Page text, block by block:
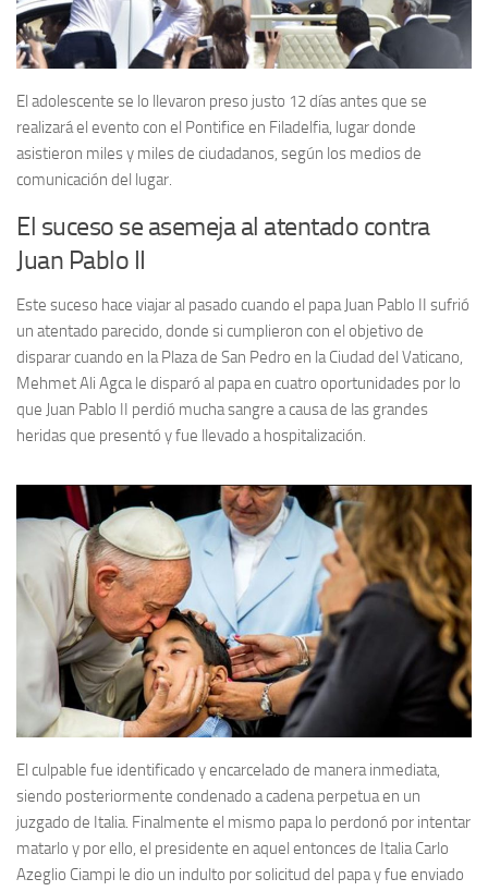
El adolescente se lo llevaron preso justo 12 días antes que se
realizará el evento con el Pontifice en Filadelfia, lugar donde
asistieron miles y miles de ciudadanos, según los medios de
comunicación del lugar.
El suceso se asemeja al atentado contra
Juan Pablo II
Este suceso hace viajar al pasado cuando el papa Juan Pablo II sufrió
un atentado parecido, donde si cumplieron con el objetivo de
disparar cuando en la Plaza de San Pedro en la Ciudad del Vaticano,
Mehmet Ali Agca le disparó al papa en cuatro oportunidades por lo
que Juan Pablo II perdió mucha sangre a causa de las grandes
heridas que presentó y fue llevado a hospitalización.
El culpable fue identificado y encarcelado de manera inmediata,
siendo posteriormente condenado a cadena perpetua en un
juzgado de Italia. Finalmente el mismo papa lo perdonó por intentar
matarlo y por ello, el presidente en aquel entonces de Italia Carlo
Azeglio Ciampi le dio un indulto por solicitud del papa y fue enviado